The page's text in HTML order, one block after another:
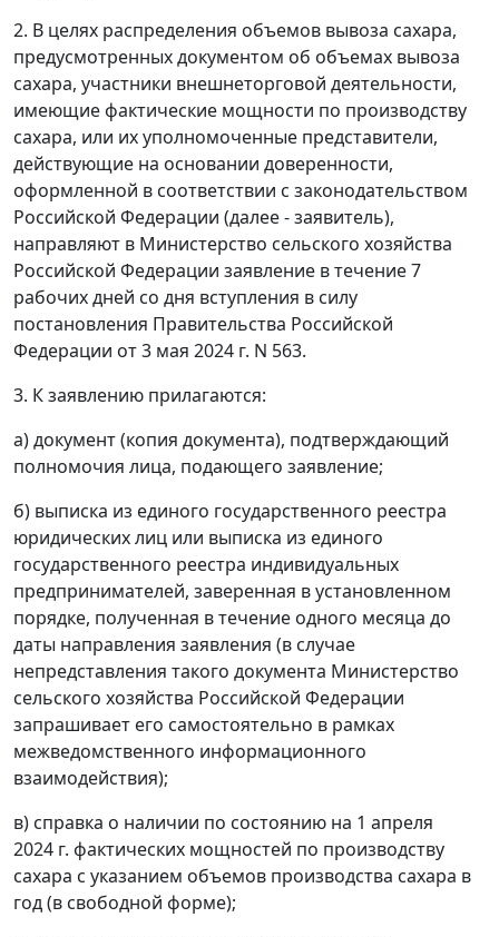
2. В целях распределения объемов вывоза сахара,
предусмотренных документом об объемах вывоза
сахара, участники внешнеторговой деятельности,
имеющие фактические мощности по производству
сахара, или их уполномоченные представители,
действующие на основании доверенности,
оформленной в соответствии с законодательством
Российской Федерации (далее - заявитель),
направляют в Министерство сельского хозяйства
Российской Федерации заявление в течение 7
рабочих дней со дня вступления в силу
постановления Правительства Российской
Федерации от 3 мая 2024 г. N 563.
3. К заявлению прилагаются:
а) документ (копия документа), подтверждающий
полномочия лица, подающего заявление;
б) выписка из единого государственного реестра
юридических лиц или выписка из единого
государственного реестра индивидуальных
предпринимателей, заверенная в установленном
порядке, полученная в течение одного месяца до
даты направления заявления (в случае
непредставления такого документа Министерство
сельского хозяйства Российской Федерации
запрашивает его самостоятельно в рамках
межведомственного информационного
взаимодействия);
в) справка о наличии по состоянию на 1 апреля
2024 г. фактических мощностей по производству
сахара с указанием объемов производства сахара в
год (в свободной форме);